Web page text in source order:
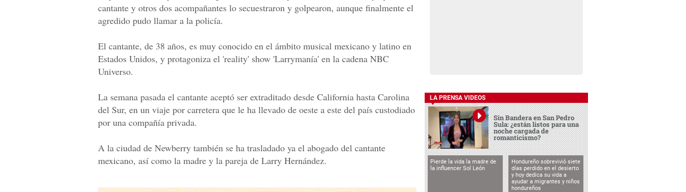
cantante y otros dos acompañantes lo secuestraron y golpearon, aunque finalmente el
agredido pudo llamar a la policía.
El cantante, de 38 años, es muy conocido en el ámbito musical mexicano y latino en
Estados Unidos, y protagoniza el 'reality' show 'Larrymanía' en la cadena NBC
Universo.
La semana pasada el cantante aceptó ser extraditado desde California hasta Carolina
del Sur, en un viaje por carretera que le ha llevado de oeste a este del país custodiado
por una compañía privada.
A la ciudad de Newberry también se ha trasladado ya el abogado del cantante
mexicano, así como la madre y la pareja de Larry Hernández.
LA PRENSA VIDEOS
Sin Bandera en San Pedro
Sula: ¿están listos para una
noche cargada de
romanticismo?
Pierde la vida la madre de
la influencer Sol León
Hondureño sobrevivió siete
días perdido en el desierto
y hoy dedica su vida a
ayudar a migrantes y niños
hondureños